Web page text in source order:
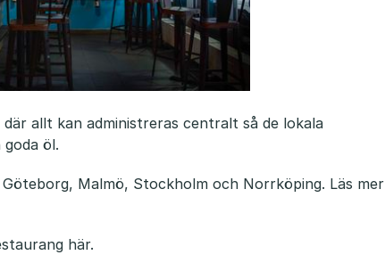
allt kan administreras centralt så de lokala
öl.
Malmö, Stockholm och Norrköping. Läs mer
här.